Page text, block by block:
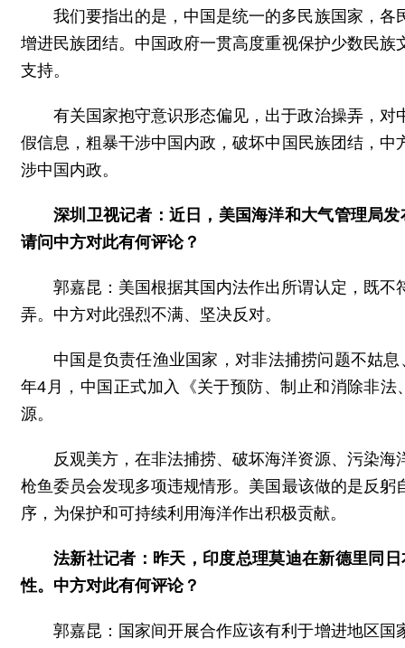
我们要指出的是，中国是统一的多民族国家，
增进民族团结。中国政府一贯高度重视保护少数民
支持。
有关国家抱守意识形态偏见，出于政治操弄，
假信息，粗暴干涉中国内政，破坏中国民族团结，
涉中国内政。
深圳卫视记者：近日，美国海洋和大气管理局
请问中方对此有何评论？
郭嘉昆：美国根据其国内法作出所谓认定，既
弄。中方对此强烈不满、坚决反对。
中国是负责任渔业国家，对非法捕捞问题不姑
年4月，中国正式加入《关于预防、制止和消除非
源。
反观美方，在非法捕捞、破坏海洋资源、污染
枪鱼委员会发现多项违规情形。美国最该做的是反
序，为保护和可持续利用海洋作出积极贡献。
法新社记者：昨天，印度总理莫迪在新德里同
性。中方对此有何评论？
郭嘉昆：国家间开展合作应该有利于增进地区